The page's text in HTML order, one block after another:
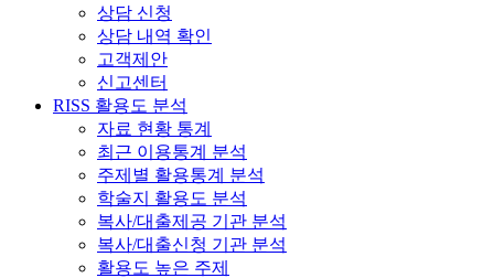
상담 신청
상담 내역 확인
고객제안
신고센터
RISS 활용도 분석
자료 현황 통계
최근 이용통계 분석
주제별 활용통계 분석
학술지 활용도 분석
복사/대출제공 기관 분석
복사/대출신청 기관 분석
활용도 높은 주제